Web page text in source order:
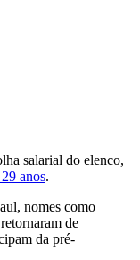
salarial do elenco,
anos.
nomes como
de
da pré-